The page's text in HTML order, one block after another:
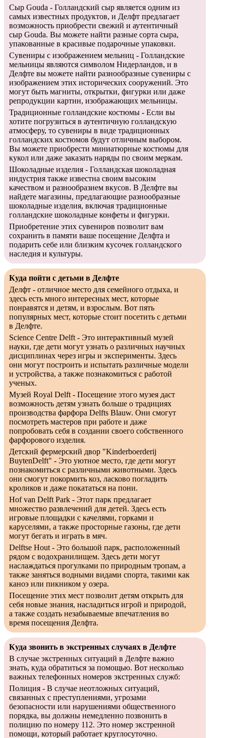
Сыр Gouda - Голландский сыр является одним из
самых известных продуктов, и Делфт предлагает
возможность приобрести свежий и аутентичный
сыр Gouda. Вы можете найти разные сорта сыра,
упакованные в красивые подарочные упаковки.
Сувениры с изображением мельниц - Голландские
мельницы являются символом Нидерландов, и в
Делфте вы можете найти разнообразные сувениры с
изображением этих исторических сооружений. Это
могут быть магниты, открытки, фигурки или даже
репродукции картин, изображающих мельницы.
Традиционные голландские костюмы - Если вы
хотите погрузиться в аутентичную голландскую
атмосферу, то сувениры в виде традиционных
голландских костюмов будут отличным выбором.
Вы можете приобрести миниатюрные костюмы для
кукол или даже заказать наряды по своим меркам.
Шоколадные изделия - Голландская шоколадная
индустрия также известна своим высоким
качеством и разнообразием вкусов. В Делфте вы
найдете магазины, предлагающие разнообразные
шоколадные изделия, включая традиционные
голландские шоколадные конфеты и фигурки.
Приобретение этих сувениров позволит вам
сохранить в памяти ваше посещение Делфта и
подарить себе или близким кусочек голландского
наследия и культуры.
Куда пойти с детьми в Делфте
Делфт - отличное место для семейного отдыха, и
здесь есть много интересных мест, которые
понравятся и детям, и взрослым. Вот пять
популярных мест, которые стоит посетить с детьми
в Делфте.
Science Centre Delft - Это интерактивный музей
науки, где дети могут узнать о различных научных
дисциплинах через игры и эксперименты. Здесь
они могут построить и испытать различные модели
и устройства, а также познакомиться с работой
ученых.
Музей Royal Delft - Посещение этого музея даст
возможность детям узнать больше о традициях
производства фарфора Delfts Blauw. Они смогут
посмотреть мастеров при работе и даже
попробовать себя в создании своего собственного
фарфорового изделия.
Детский фермерский двор "Kinderboerderij
BuytenDelft" - Это уютное место, где дети могут
познакомиться с различными животными. Здесь
они смогут покормить коз, ласково погладить
кроликов и даже покататься на пони.
Hof van Delft Park - Этот парк предлагает
множество развлечений для детей. Здесь есть
игровые площадки с качелями, горками и
каруселями, а также просторные газоны, где дети
могут бегать и играть в мяч.
Delftse Hout - Это большой парк, расположенный
рядом с водохранилищем. Здесь дети могут
наслаждаться прогулками по природным тропам, а
также заняться водными видами спорта, такими как
каноэ или пикником у озера.
Посещение этих мест позволит детям открыть для
себя новые знания, насладиться игрой и природой,
а также создать незабываемые впечатления во
время посещения Делфта.
Куда звонить в экстренных случаях в Делфте
В случае экстренных ситуаций в Делфте важно
знать, куда обратиться за помощью. Вот несколько
важных телефонных номеров экстренных служб:
Полиция - В случае неотложных ситуаций,
связанных с преступлениями, угрозами
безопасности или нарушениями общественного
порядка, вы должны немедленно позвонить в
полицию по номеру 112. Это номер экстренной
помощи, который работает круглосуточно.